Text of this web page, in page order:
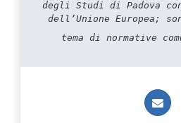
degli Studi di Padova
dell’Unione Europea;
tema di normative